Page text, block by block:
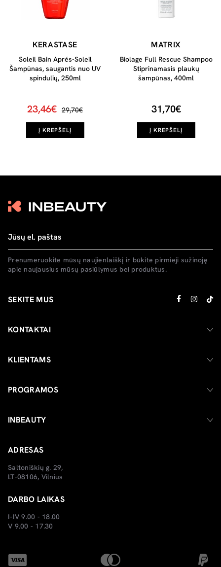
KERASTASE
Soleil Bain Aprés-Soleil
Šampūnas, saugantis nuo UV
spindulių, 250ml
23,46€ 29,70€
Į KREPŠELĮ
MATRIX
Biolage Full Rescue Shampoo
Stiprinamasis plaukų
šampūnas, 400ml
31,70€
Į KREPŠELĮ
Prenumeruokite mūsų naujienlaiškį ir būkite pirmieji sužinoję
apie naujausius mūsų pasiūlymus bei produktus.
SEKITE MUS
KONTAKTAI
KLIENTAMS
PROGRAMOS
INBEAUTY
ADRESAS
Saltoniškių g. 29,
LT-08106, Vilnius
DARBO LAIKAS
I-IV 9.00 - 18.00
V 9.00 - 17.30